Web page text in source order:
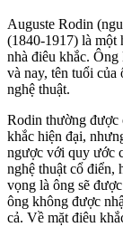
Auguste Rodin
(1840-1917) là một
nhà điêu khắc. Ông
và nay, tên tuổi
nghệ thuật.
Rodin thường được
khắc hiện đại,
ngược với quy ước
nghệ thuật cổ điển,
vọng là ông sẽ
ông không được
cả. Về mặt điêu